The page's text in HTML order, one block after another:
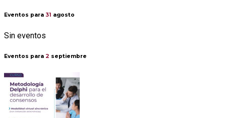
Eventos para 31 agosto
Sin eventos
Eventos para 2 septiembre